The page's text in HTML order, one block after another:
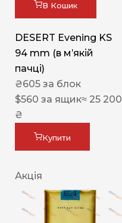
В Кошик
DESERT Evening KS
94 mm (в мʼякій
пачці)
₴605 за блок
$560 за ящик≈ 25 200
₴
Купити
Акція